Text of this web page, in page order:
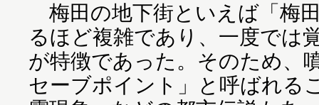
梅田の地下街といえば「梅
るほど複雑であり、一度では
が特徴であった。そのため、
セーブポイント」と呼ばれる